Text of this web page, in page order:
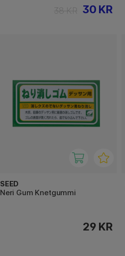
30 KR
SEED
Neri Gum Knetgummi
29 KR